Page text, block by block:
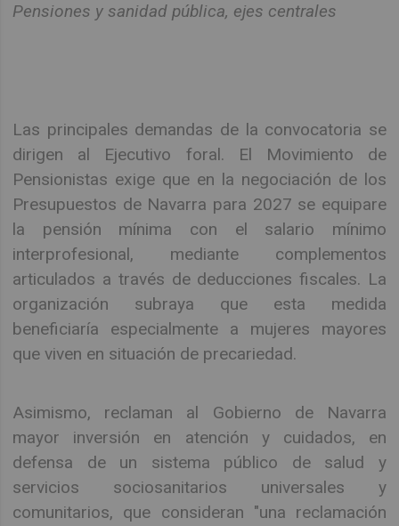
Pensiones y sanidad pública, ejes centrales
Las principales demandas de la convocatoria se
dirigen al Ejecutivo foral. El Movimiento de
Pensionistas exige que en la negociación de los
Presupuestos de Navarra para 2027 se equipare
la pensión mínima con el salario mínimo
interprofesional, mediante complementos
articulados a través de deducciones fiscales. La
organización subraya que esta medida
beneficiaría especialmente a mujeres mayores
que viven en situación de precariedad.
Asimismo, reclaman al Gobierno de Navarra
mayor inversión en atención y cuidados, en
defensa de un sistema público de salud y
servicios sociosanitarios universales y
comunitarios, que consideran "una reclamación